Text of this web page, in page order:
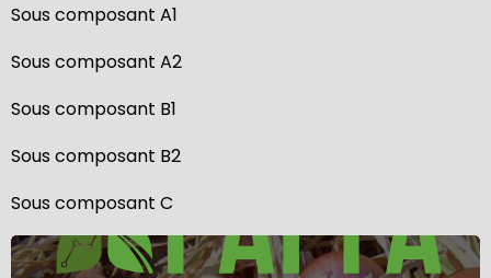
Sous composant A1
Sous composant A2
Sous composant B1
Sous composant B2
Sous composant C